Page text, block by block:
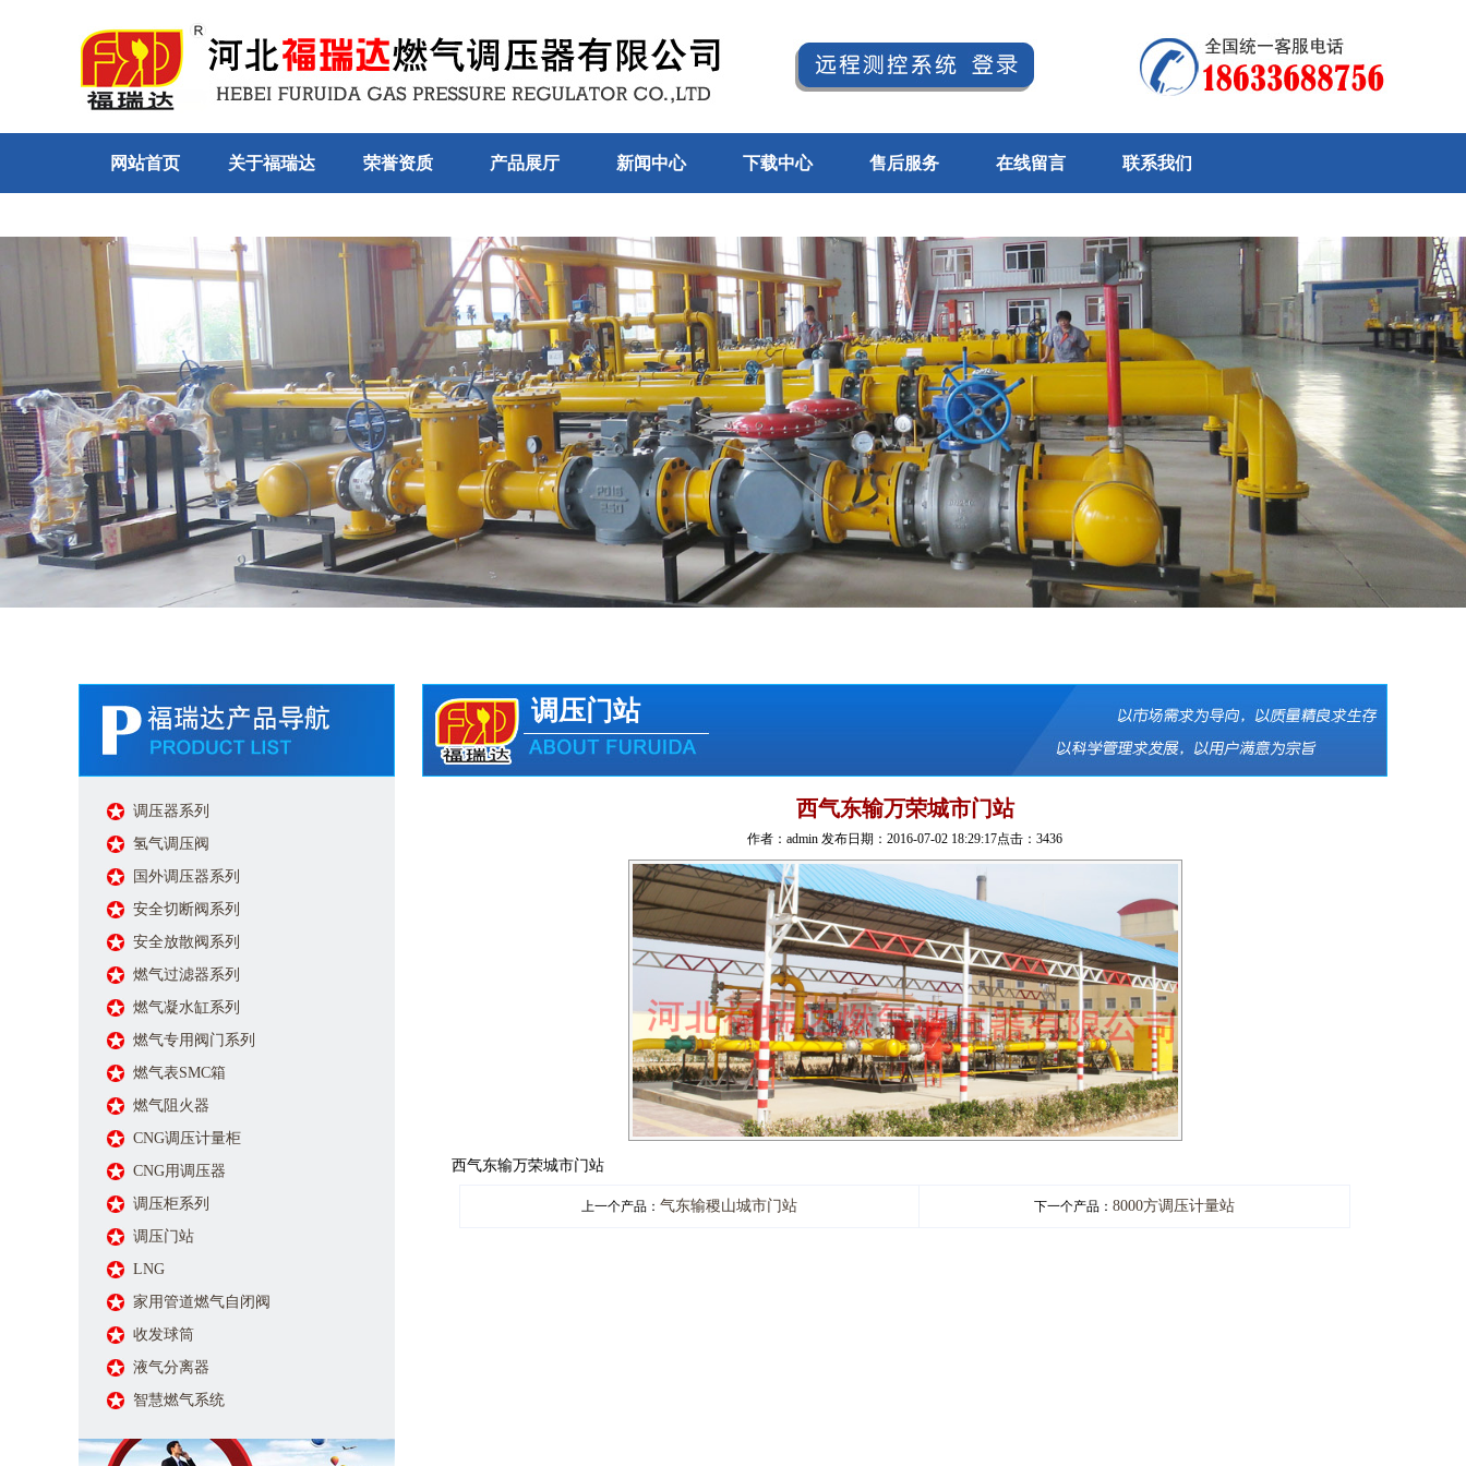
网站首页 关于福瑞达 荣誉资质 产品展厅 新闻中心 下载中心 售后服务 在线留言 联系我们
调压器系列
氢气调压阀
国外调压器系列
安全切断阀系列
安全放散阀系列
燃气过滤器系列
燃气凝水缸系列
燃气专用阀门系列
燃气表SMC箱
燃气阻火器
CNG调压计量柜
CNG用调压器
调压柜系列
调压门站
LNG
家用管道燃气自闭阀
收发球筒
液气分离器
智慧燃气系统
调压门站
西气东输万荣城市门站
作者：admin 发布日期：2016-07-02 18:29:17点击：3436
西气东输万荣城市门站
上一个产品： 气东输稷山城市门站 下一个产品： 8000方调压计量站